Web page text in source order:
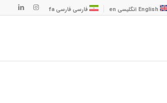
English انگلیسی en فارسیفارسیfa